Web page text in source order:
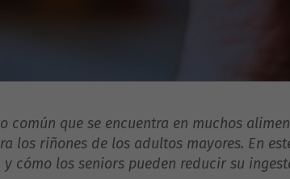
común que se encuentra en muchos
los riñones de los adultos mayores. En
y cómo los seniors pueden reducir su